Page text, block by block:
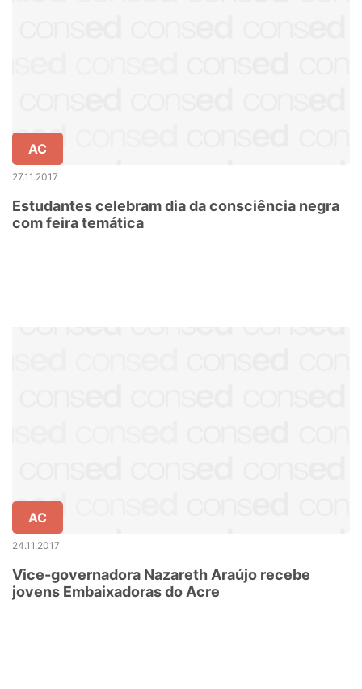
AC
27.11.2017
Estudantes celebram dia da consciência negra
com feira temática
AC
24.11.2017
Vice-governadora Nazareth Araújo recebe
jovens Embaixadoras do Acre